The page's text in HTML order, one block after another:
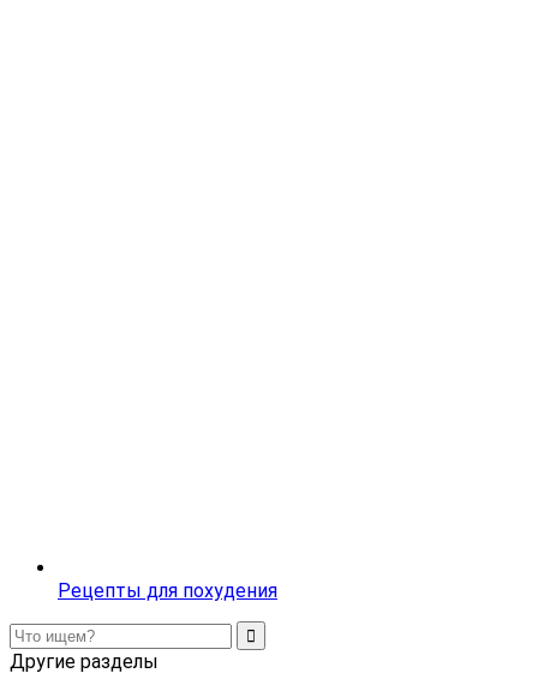
Рецепты для похудения
Другие разделы